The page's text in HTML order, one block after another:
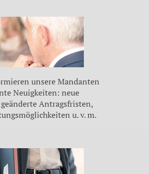
unsere Mandanten
Neuigkeiten: neue
Antragsfristen,
u. v. m.